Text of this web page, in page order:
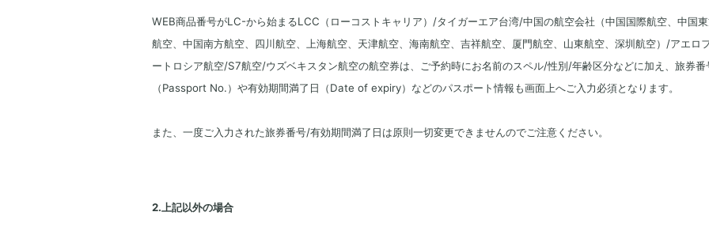
WEB商品番号がLC-から始まるLCC（ローコストキャリア）/タイガーエア台湾/中国の航空会社（中国国際航空、中国
航空、中国南方航空、四川航空、上海航空、天津航空、海南航空、吉祥航空、厦門航空、山東航空、深圳航空）/アエロ
ートロシア航空/S7航空/ウズベキスタン航空の航空券は、ご予約時にお名前のスペル/性別/年齢区分などに加え、旅券番
（Passport No.）や有効期間満了日（Date of expiry）などのパスポート情報も画面上へご入力必須となります。
また、一度ご入力された旅券番号/有効期間満了日は原則一切変更できませんのでご注意ください。
2.上記以外の場合